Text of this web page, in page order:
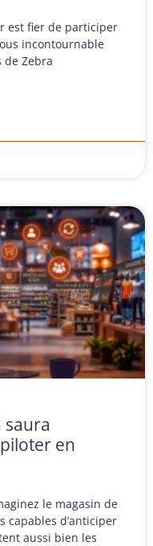
est fier de participer
incontournable
Zebra
saura
en
le magasin de
capables d’anticiper
aussi bien les